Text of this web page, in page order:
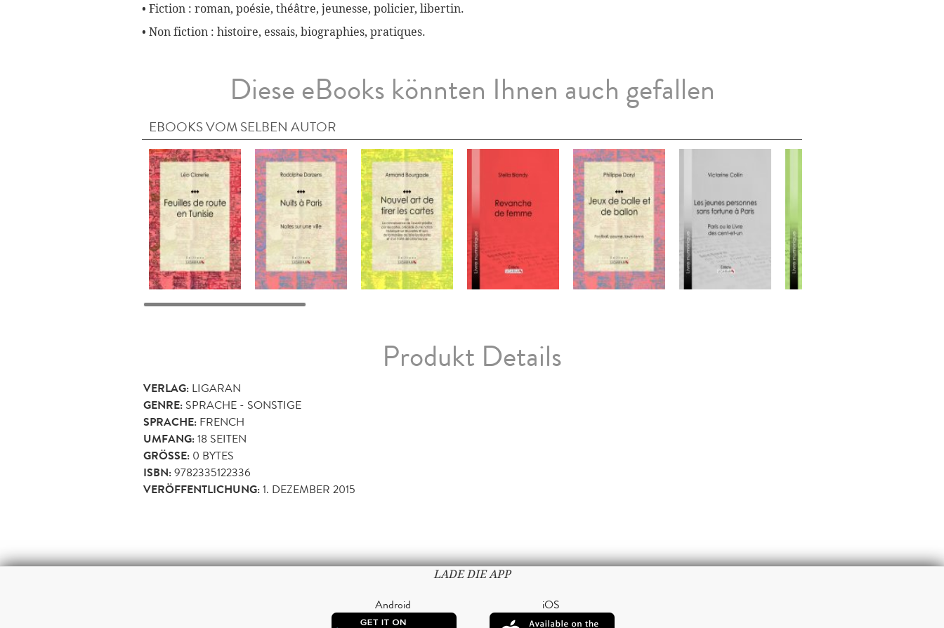
• Fiction : roman, poésie, théâtre, jeunesse, policier, libertin.
• Non fiction : histoire, essais, biographies, pratiques.
Diese eBooks könnten Ihnen auch gefallen
EBOOKS VOM SELBEN AUTOR
Produkt Details
VERLAG: LIGARAN
GENRE: SPRACHE - SONSTIGE
SPRACHE: FRENCH
UMFANG:18 SEITEN
GRÖSSE: 0 BYTES
ISBN:9782335122336
VERÖFFENTLICHUNG:1. DEZEMBER 2015
LADE DIE APP
Android iOS